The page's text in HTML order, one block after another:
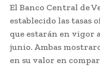
El Banco Central de
establecido las tasas
que estarán en vigor
junio. Ambas
en su valor en